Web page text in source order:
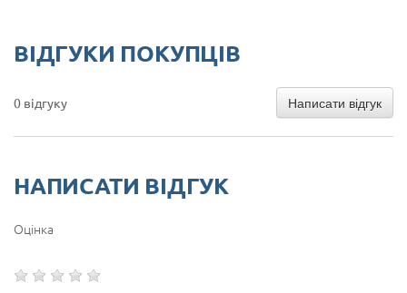
ВІДГУКИ ПОКУПЦІВ
0 відгуку Написати відгук
НАПИСАТИ ВІДГУК
Оцінка